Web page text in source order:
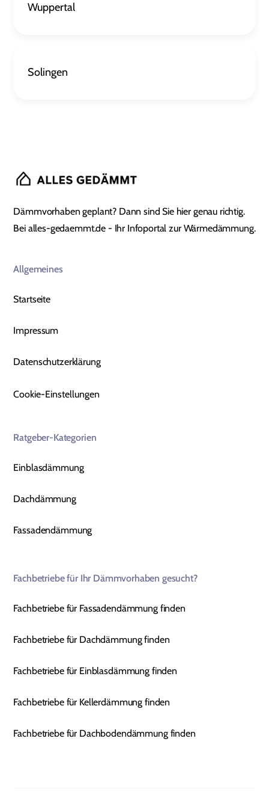
Wuppertal
Solingen
Dämmvorhaben geplant? Dann sind Sie hier genau richtig.
Bei alles-gedaemmt.de - Ihr Infoportal zur Wärmedämmung.
Allgemeines
Startseite
Impressum
Datenschutzerklärung
Cookie-Einstellungen
Ratgeber-Kategorien
Einblasdämmung
Dachdämmung
Fassadendämmung
Fachbetriebe für Ihr Dämmvorhaben gesucht?
Fachbetriebe für Fassadendämmung finden
Fachbetriebe für Dachdämmung finden
Fachbetriebe für Einblasdämmung finden
Fachbetriebe für Kellerdämmung finden
Fachbetriebe für Dachbodendämmung finden